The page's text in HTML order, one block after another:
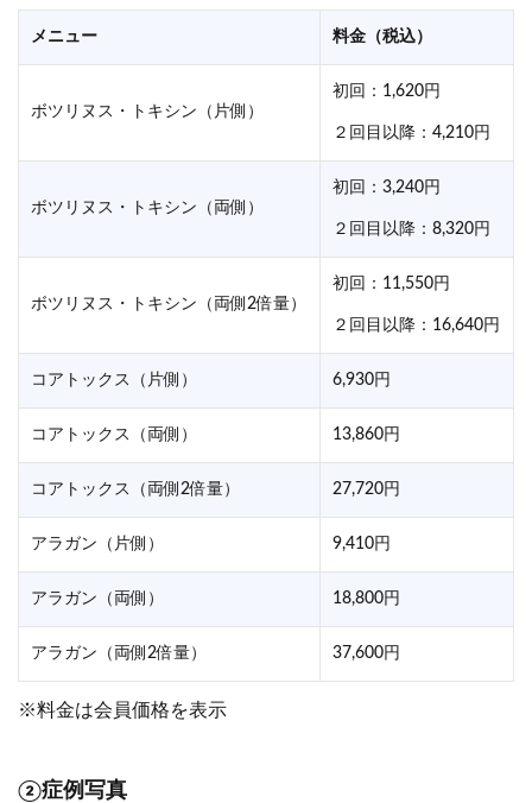
メニュー 料金（税込）
ボツリヌス・トキシン（片側）
初回：1,620円
２回目以降：4,210円
ボツリヌス・トキシン（両側）
初回：3,240円
２回目以降：8,320円
ボツリヌス・トキシン（両側2倍量）
初回：11,550円
２回目以降：16,640円
コアトックス（片側） 6,930円
コアトックス（両側） 13,860円
コアトックス（両側2倍量） 27,720円
アラガン（片側） 9,410円
アラガン（両側） 18,800円
アラガン（両側2倍量） 37,600円
※料金は会員価格を表示
②症例写真